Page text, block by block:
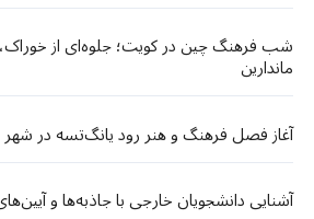
شب فرهنگ چین در کویت؛ جلوه‌ای از
ماندارین
آغاز فصل فرهنگ و هنر رود یانگ‌تسه در
آشنایی دانشجویان خارجی با جاذبه‌ها و